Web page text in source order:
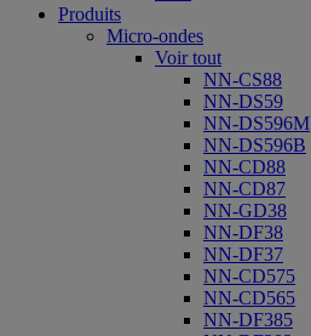
Produits
Micro-ondes
Voir tout
NN-CS88
NN-DS59
NN-DS596M
NN-DS596B
NN-CD88
NN-CD87
NN-GD38
NN-DF38
NN-DF37
NN-CD575
NN-CD565
NN-DF385